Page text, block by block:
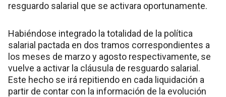
resguardo salarial que se activara oportunamente.
Habiéndose integrado la totalidad de la política
salarial pactada en dos tramos correspondientes a
los meses de marzo y agosto respectivamente, se
vuelve a activar la cláusula de resguardo salarial.
Este hecho se irá repitiendo en cada liquidación a
partir de contar con la información de la evolución